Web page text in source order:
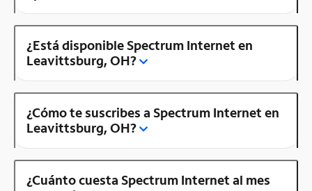
¿Está disponible Spectrum Internet en
Leavittsburg, OH?
¿Cómo te suscribes a Spectrum Internet en
Leavittsburg, OH?
¿Cuánto cuesta Spectrum Internet al mes